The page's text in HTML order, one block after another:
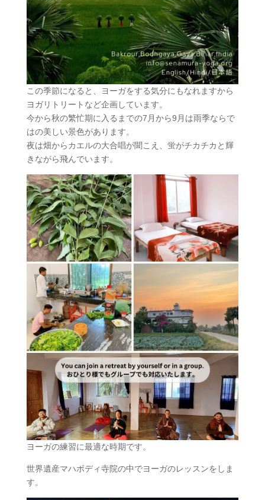
この季節になると、ヨーガをする気分にもなれますから
ヨガリトリートなど企画しています。
今から秋の繁忙期に入るまでの7月から9月は雨季ならで
はの美しい景色があります。
夜は畑からカエルの大合唱が聞こえ、蛍がチカチカと輝
きながら飛んでいます。
ヨーガの練習に最適な時期です。
世界遺産マハボディ寺院の中でヨーガのレッスンをしま
す。